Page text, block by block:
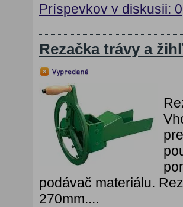
Príspevkov v diskusii: 0
Rezačka trávy a
podávač materiálu.
270mm....